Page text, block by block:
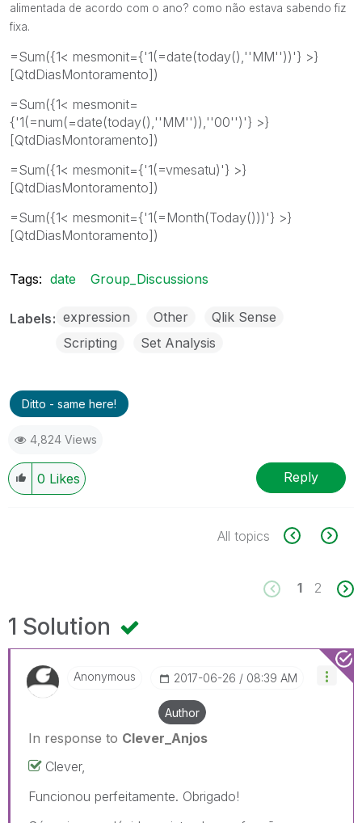
alimentada de acordo com o ano? como não estava sabendo fiz
fixa.
=Sum({1< mesmonit={'1(=date(today(),''MM''))'} >}
[QtdDiasMontoramento])
=Sum({1< mesmonit=
{'1(=num(=date(today(),''MM'')),''00'')'} >}
[QtdDiasMontoramento])
=Sum({1< mesmonit={'1(=vmesatu)'} >}
[QtdDiasMontoramento])
=Sum({1< mesmonit={'1(=Month(Today()))'} >}
[QtdDiasMontoramento])
Tags: date Group_Discussions
Labels expression Other
Qlik Sense
Scripting
Set Analysis
Ditto - same here!
4,824 Views
0 Likes Reply
All topics
1 2
1 Solution
Anonymous ‎2017-06-26 08:39 AM
Author
In response to Clever_Anjos
Clever,
Funcionou perfeitamente. Obrigado!